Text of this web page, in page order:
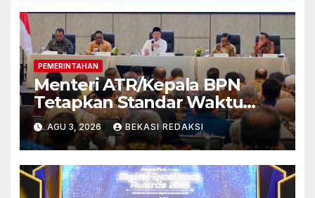
PEMERINTAHAN
Menteri ATR/Kepala BPN
Tetapkan Standar Waktu
Layanan untuk Pengukuran
Tanah dan Peralihan Hak
AGU 3, 2026 BEKASI REDAKSI